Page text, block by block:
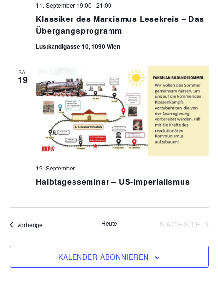
Klassiker des Marxismus Lesekreis – Das
Übergangsprogramm
11. September 19:00 -21:00
Lustkandlgasse 10, 1090 Wien
SA.
19
Halbtagesseminar – US-Imperialismus
19. September
VorherigeVeranstaltungen Heute
NÄCHSTE
KALENDER ABONNIEREN